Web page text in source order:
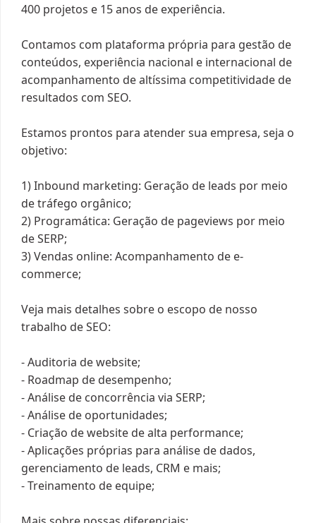
400 projetos e 15 anos de experiência.
Contamos com plataforma própria para gestão de
conteúdos, experiência nacional e internacional de
acompanhamento de altíssima competitividade de
resultados com SEO.
Estamos prontos para atender sua empresa, seja o
objetivo:
1) Inbound marketing: Geração de leads por meio
de tráfego orgânico;
2) Programática: Geração de pageviews por meio
de SERP;
3) Vendas online: Acompanhamento de e-
commerce;
Veja mais detalhes sobre o escopo de nosso
trabalho de SEO:
- Auditoria de website;
- Roadmap de desempenho;
- Análise de concorrência via SERP;
- Análise de oportunidades;
- Criação de website de alta performance;
- Aplicações próprias para análise de dados,
gerenciamento de leads, CRM e mais;
- Treinamento de equipe;